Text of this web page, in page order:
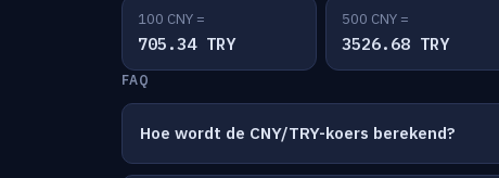
100 CNY =
705.34 TRY
500 CNY =
3526.68 TRY
FAQ
Hoe wordt de CNY/TRY-koers berekend?